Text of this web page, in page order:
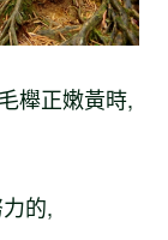
櫸正嫩黃時,
的,